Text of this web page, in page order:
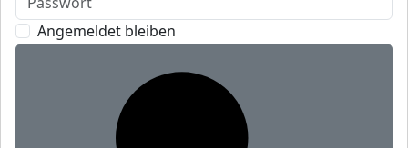
Angemeldet bleiben